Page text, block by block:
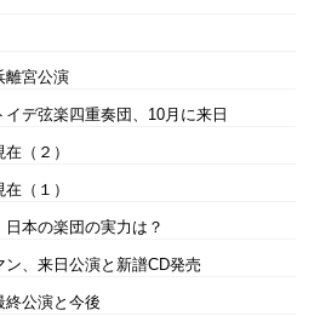
離宮公演
デ弦楽四重奏団、10月に来日
（２）
（１）
本の楽団の実力は？
、来日公演と新譜CD発売
終公演と今後